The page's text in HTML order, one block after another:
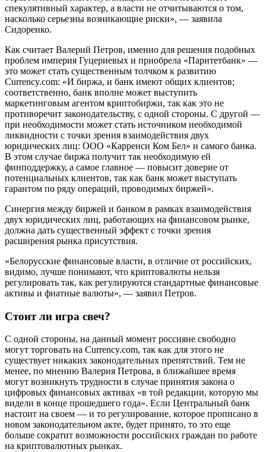
спекулятивный характер, а власти не отчитываются о том,
насколько серьезны возникающие риски», — заявила
Сидоренко.
Как считает Валерий Петров, именно для решения подобных
проблем империя Гуцериевых и приобрела «Паритетбанк» —
это может стать существенным толчком к развитию
Currency.com: «И биржа, и банк имеют общих клиентов;
соответственно, банк вполне может выступить
маркетинговым агентом криптобиржи, так как это не
противоречит законодательству, с одной стороны. С другой —
при необходимости может стать источником необходимой
ликвидности с точки зрения взаимодействия двух
юридических лиц: ООО «Карренси Ком Бел» и самого банка.
В этом случае биржа получит так необходимую ей
финподдержку, а самое главное — повысит доверие от
потенциальных клиентов, так как банк может выступать
гарантом по ряду операций, проводимых биржей».
Синергия между биржей и банком в рамках взаимодействия
двух юридических лиц, работающих на финансовом рынке,
должна дать существенный эффект с точки зрения
расширения рынка присутствия.
«Белорусские финансовые власти, в отличие от российских,
видимо, лучше понимают, что криптовалюты нельзя
регулировать так, как регулируются стандартные финансовые
активы и фиатные валюты», — заявил Петров.
Стоит ли игра свеч?
С одной стороны, на данный момент россияне свободно
могут торговать на Currency.com, так как для этого не
существует никаких законодательных препятствий. Тем не
менее, по мнению Валерия Петрова, в ближайшее время
могут возникнуть трудности в случае принятия закона о
цифровых финансовых активах «в той редакции, которую мы
видели в конце прошедшего года». Если Центральный банк
настоит на своем — и то регулирование, которое прописано в
новом законодательном акте, будет принято, то это еще
больше сократит возможности российских граждан по работе
на криптовалютных рынках.